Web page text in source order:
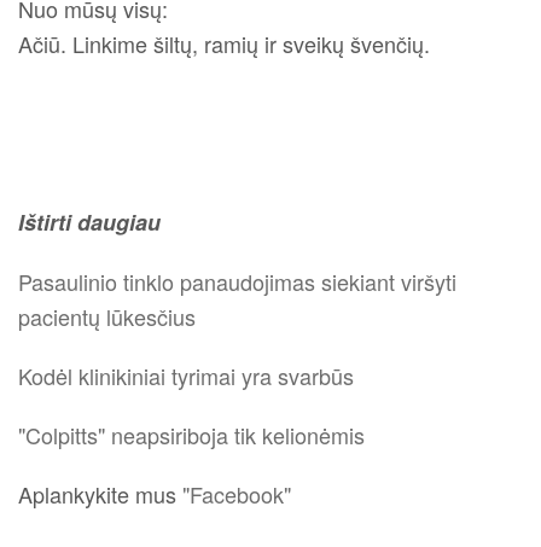
Nuo mūsų visų:
Ačiū. Linkime šiltų, ramių ir sveikų švenčių.
Ištirti daugiau
Pasaulinio tinklo panaudojimas siekiant viršyti
pacientų lūkesčius
Kodėl klinikiniai tyrimai yra svarbūs
"Colpitts" neapsiriboja tik kelionėmis
Aplankykite mus "Facebook"